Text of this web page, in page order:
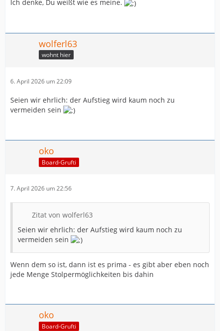
Ich denke, Du weißt wie es meine.
wolferl63
wohnt hier
6. April 2026 um 22:09
Seien wir ehrlich: der Aufstieg wird kaum noch zu
vermeiden sein
oko
Board-Grufti
7. April 2026 um 22:56
Zitat von wolferl63
Seien wir ehrlich: der Aufstieg wird kaum noch zu
vermeiden sein
Wenn dem so ist, dann ist es prima - es gibt aber eben noch
jede Menge Stolpermöglichkeiten bis dahin
oko
Board-Grufti